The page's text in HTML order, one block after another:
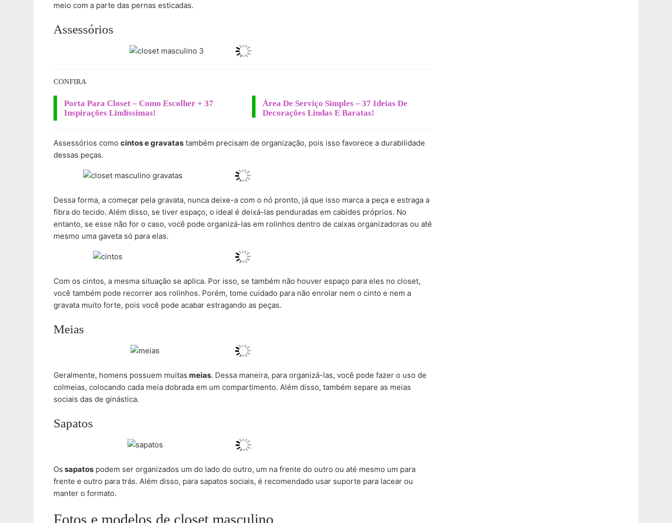
meio com a parte das pernas esticadas.
Assessórios
CONFIRA
Porta Para Closet – Como Escolher + 37
Inspirações Lindíssimas!
Área De Serviço Simples – 37 Ideias De
Decorações Lindas E Baratas!
Assessórios como cintos e gravatas também precisam de organização, pois isso favorece a durabilidade
dessas peças.
Dessa forma, a começar pela gravata, nunca deixe-a com o nó pronto, já que isso marca a peça e estraga a
fibra do tecido. Além disso, se tiver espaço, o ideal é deixá-las penduradas em cabides próprios. No
entanto, se esse não for o caso, você pode organizá-las em rolinhos dentro de caixas organizadoras ou até
mesmo uma gaveta só para elas.
Com os cintos, a mesma situação se aplica. Por isso, se também não houver espaço para eles no closet,
você também pode recorrer aos rolinhos. Porém, tome cuidado para não enrolar nem o cinto e nem a
gravata muito forte, pois você pode acabar estragando as peças.
Meias
Geralmente, homens possuem muitas meias. Dessa maneira, para organizá-las, você pode fazer o uso de
colmeias, colocando cada meia dobrada em um compartimento. Além disso, também separe as meias
sociais das de ginástica.
Sapatos
Os sapatos podem ser organizados um do lado do outro, um na frente do outro ou até mesmo um para
frente e outro para trás. Além disso, para sapatos sociais, é recomendado usar suporte para lacear ou
manter o formato.
Fotos e modelos de closet masculino